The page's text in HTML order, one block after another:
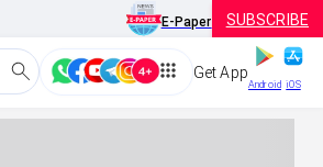
E-Paper SUBSCRIBE
Get App
Android iOS